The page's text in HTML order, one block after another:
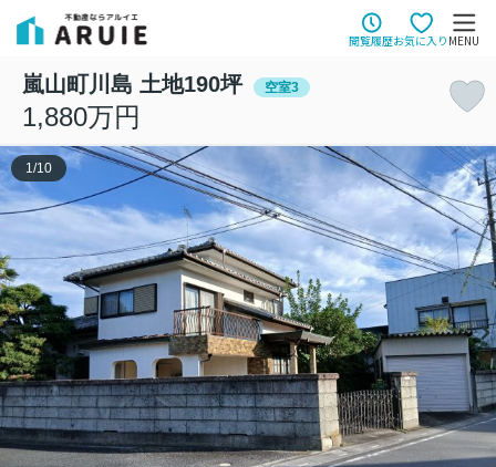
閲覧履歴お気に入り MENU
嵐山町川島 土地190坪 空室3
1,880万円
1/10